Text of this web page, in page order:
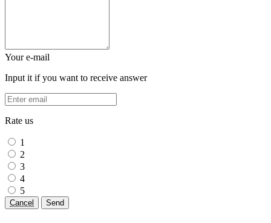
Your e-mail
Input it if you want to receive answer
Rate us
1
2
3
4
5
Cancel Send